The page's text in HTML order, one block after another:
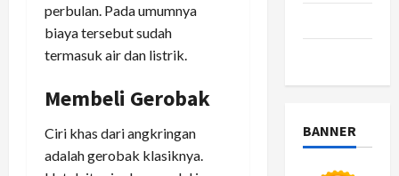
perbulan. Pada umumnya
biaya tersebut sudah
termasuk air dan listrik.
Membeli Gerobak
Ciri khas dari angkringan
adalah gerobak klasiknya.
BANNER